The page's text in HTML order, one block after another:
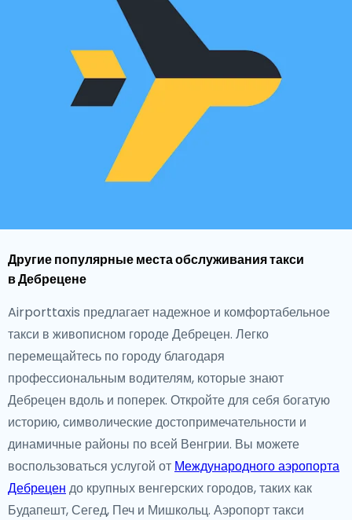
Другие популярные места обслуживания такси
в Дебрецене
Airporttaxis предлагает надежное и комфортабельное
такси в живописном городе Дебрецен. Легко
перемещайтесь по городу благодаря
профессиональным водителям, которые знают
Дебрецен вдоль и поперек. Откройте для себя богатую
историю, символические достопримечательности и
динамичные районы по всей Венгрии. Вы можете
воспользоваться услугой от Международного аэропорта
Дебрецен до крупных венгерских городов, таких как
Будапешт, Сегед, Печ и Мишкольц. Аэропорт такси